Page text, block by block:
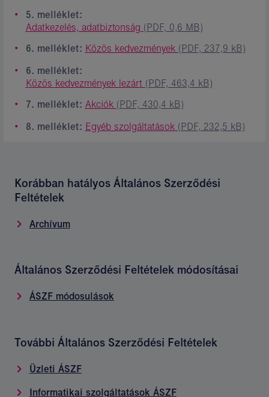
5. melléklet:
Adatkezelés, adatbiztonság (PDF, 0,6 MB)
6. melléklet: Közös kedvezmények (PDF, 237,9 kB)
6. melléklet:
Közös kedvezmények lezárt (PDF, 463,4 kB)
7. melléklet: Akciók (PDF, 430,4 kB)
8. melléklet: Egyéb szolgáltatások (PDF, 232,5 kB)
Korábban hatályos Általános Szerződési
Feltételek
Archívum
Általános Szerződési Feltételek módosításai
ÁSZF módosulások
További Általános Szerződési Feltételek
Üzleti ÁSZF
Informatikai szolgáltatások ÁSZF